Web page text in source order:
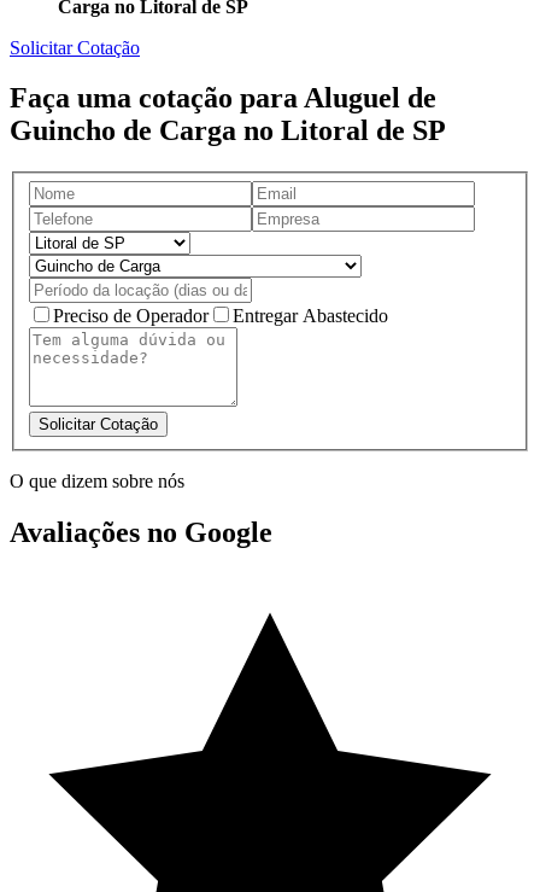
Carga no Litoral de SP
Solicitar Cotação
Faça uma cotação para Aluguel de
Guincho de Carga no Litoral de SP
Preciso de Operador Entregar Abastecido
Solicitar Cotação
O que dizem sobre nós
Avaliações no Google